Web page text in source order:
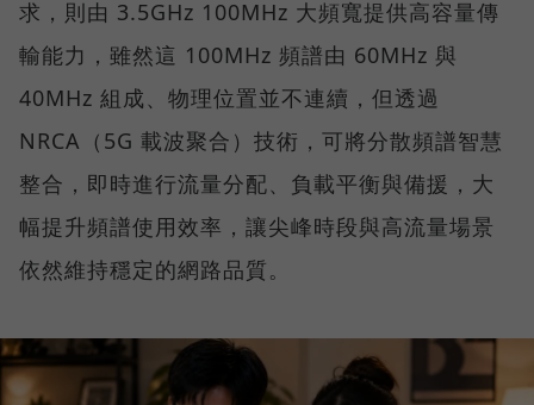
求，則由 3.5GHz 100MHz 大頻寬提供高容量傳
輸能力，雖然這 100MHz 頻譜由 60MHz 與
40MHz 組成、物理位置並不連續，但透過
NRCA（5G 載波聚合）技術，可將分散頻譜智慧
整合，即時進行流量分配、負載平衡與備援，大
幅提升頻譜使用效率，讓尖峰時段與高流量場景
依然維持穩定的網路品質。